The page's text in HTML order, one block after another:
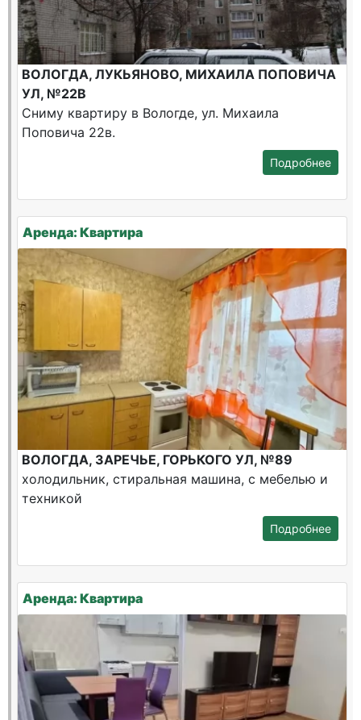
ВОЛОГДА, ЛУКЬЯНОВО, МИХАИЛА ПОПОВИЧА
УЛ, №22В
Сниму квартиру в Вологде, ул. Михаила
Поповича 22в.
Подробнее
Аренда: Квартира
ВОЛОГДА, ЗАРЕЧЬЕ, ГОРЬКОГО УЛ, №89
холодильник, стиральная машина, с мебелью и
техникой
Подробнее
Аренда: Квартира